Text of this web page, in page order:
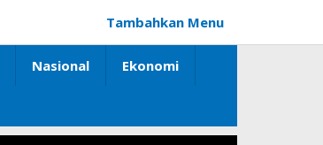
Tambahkan Menu
Nasional Ekonomi